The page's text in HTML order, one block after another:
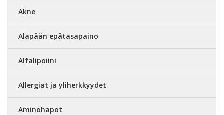
Akne
Alapään epätasapaino
Alfalipoiini
Allergiat ja yliherkkyydet
Aminohapot